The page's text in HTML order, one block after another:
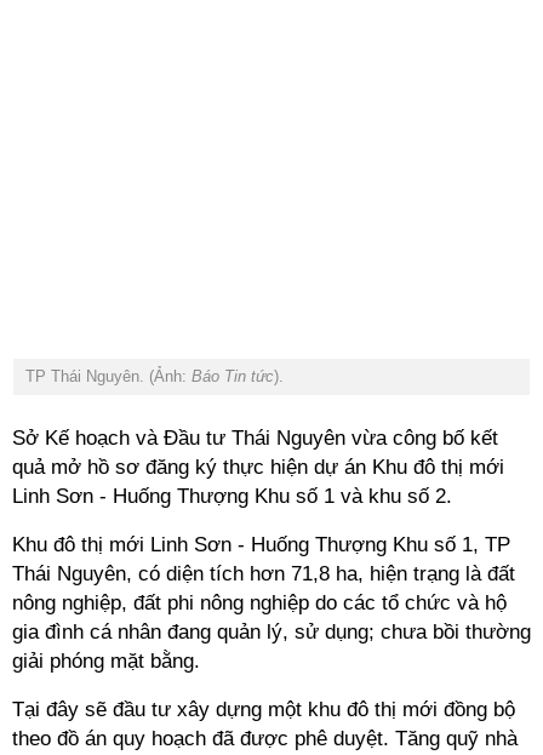
TP Thái Nguyên. (Ảnh: Báo Tin tức).
Sở Kế hoạch và Đầu tư Thái Nguyên vừa công bố kết
quả mở hồ sơ đăng ký thực hiện dự án Khu đô thị mới
Linh Sơn - Huống Thượng Khu số 1 và khu số 2.
Khu đô thị mới Linh Sơn - Huống Thượng Khu số 1, TP
Thái Nguyên, có diện tích hơn 71,8 ha, hiện trạng là đất
nông nghiệp, đất phi nông nghiệp do các tổ chức và hộ
gia đình cá nhân đang quản lý, sử dụng; chưa bồi thường
giải phóng mặt bằng.
Tại đây sẽ đầu tư xây dựng một khu đô thị mới đồng bộ
theo đồ án quy hoạch đã được phê duyệt. Tăng quỹ nhà